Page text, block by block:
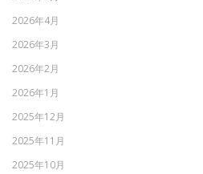
2026年4月
2026年3月
2026年2月
2026年1月
2025年12月
2025年11月
2025年10月